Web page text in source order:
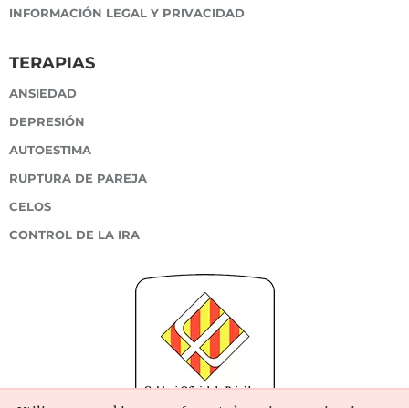
INFORMACIÓN LEGAL Y PRIVACIDAD
TERAPIAS
ANSIEDAD
DEPRESIÓN
AUTOESTIMA
RUPTURA DE PAREJA
CELOS
CONTROL DE LA IRA